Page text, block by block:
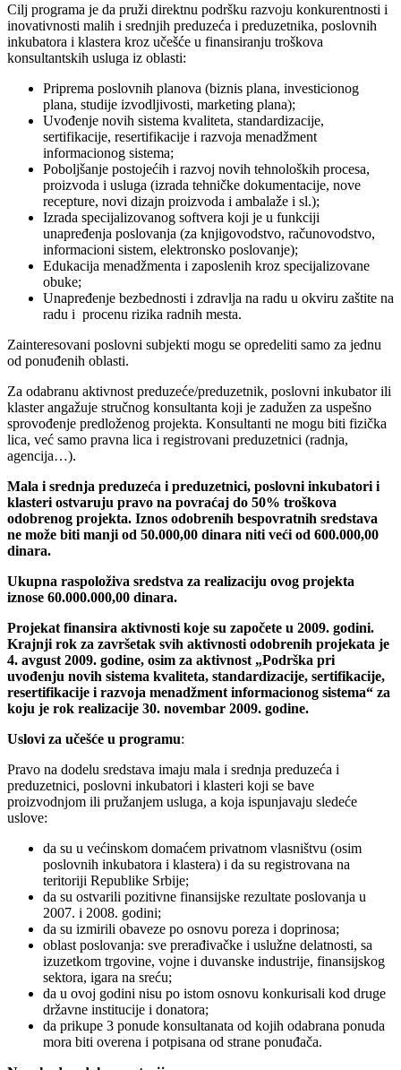
Cilj programa je da pruži direktnu podršku razvoju konkurentnosti i
inovativnosti malih i srednjih preduzeća i preduzetnika, poslovnih
inkubatora i klastera kroz učešće u finansiranju troškova
konsultantskih usluga iz oblasti:
Priprema poslovnih planova (biznis plana, investicionog
plana, studije izvodljivosti, marketing plana);
Uvođenje novih sistema kvaliteta, standardizacije,
sertifikacije, resertifikacije i razvoja menadžment
informacionog sistema;
Poboljšanje postojećih i razvoj novih tehnoloških procesa,
proizvoda i usluga (izrada tehničke dokumentacije, nove
recepture, novi dizajn proizvoda i ambalaže i sl.);
Izrada specijalizovanog softvera koji je u funkciji
unapređenja poslovanja (za knjigovodstvo, računovodstvo,
informacioni sistem, elektronsko poslovanje);
Edukacija menadžmenta i zaposlenih kroz specijalizovane
obuke;
Unapređenje bezbednosti i zdravlja na radu u okviru zaštite na
radu i procenu rizika radnih mesta.
Zainteresovani poslovni subjekti mogu se opredeliti samo za jednu
od ponuđenih oblasti.
Za odabranu aktivnost preduzeće/preduzetnik, poslovni inkubator ili
klaster angažuje stručnog konsultanta koji je zadužen za uspešno
sprovođenje predloženog projekta. Konsultanti ne mogu biti fizička
lica, već samo pravna lica i registrovani preduzetnici (radnja,
agencija…).
Mala i srednja preduzeća i preduzetnici, poslovni inkubatori i
klasteri ostvaruju pravo na povraćaj do 50% troškova
odobrenog projekta. Iznos odobrenih bespovratnih sredstava
ne može biti manji od 50.000,00 dinara niti veći od 600.000,00
dinara.
Ukupna raspoloživa sredstva za realizaciju ovog projekta
iznose 60.000.000,00 dinara.
Projekat finansira aktivnosti koje su započete u 2009. godini.
Krajnji rok za završetak svih aktivnosti odobrenih projekata je
4. avgust 2009. godine, osim za aktivnost „Podrška pri
uvođenju novih sistema kvaliteta, standardizacije, sertifikacije,
resertifikacije i razvoja menadžment informacionog sistema“ za
koju je rok realizacije 30. novembar 2009. godine.
Uslovi za učešće u programu:
Pravo na dodelu sredstava imaju mala i srednja preduzeća i
preduzetnici, poslovni inkubatori i klasteri koji se bave
proizvodnjom ili pružanjem usluga, a koja ispunjavaju sledeće
uslove:
da su u većinskom domaćem privatnom vlasništvu (osim
poslovnih inkubatora i klastera) i da su registrovana na
teritoriji Republike Srbije;
da su ostvarili pozitivne finansijske rezultate poslovanja u
2007. i 2008. godini;
da su izmirili obaveze po osnovu poreza i doprinosa;
oblast poslovanja: sve prerađivačke i uslužne delatnosti, sa
izuzetkom trgovine, vojne i duvanske industrije, finansijskog
sektora, igara na sreću;
da u ovoj godini nisu po istom osnovu konkurisali kod druge
državne institucije i donatora;
da prikupe 3 ponude konsultanata od kojih odabrana ponuda
mora biti overena i potpisana od strane ponuđača.